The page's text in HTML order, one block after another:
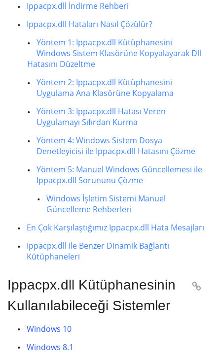
Ippacpx.dll İndirme Rehberi
Ippacpx.dll Hataları Nasıl Çözülür?
Yöntem 1: Ippacpx.dll Kütüphanesini
Windows Sistem Klasörüne Kopyalayarak Dll
Hatasını Düzeltme
Yöntem 2: Ippacpx.dll Kütüphanesini
Uygulama Ana Klasörüne Kopyalama
Yöntem 3: Ippacpx.dll Hatası Veren
Uygulamayı Sıfırdan Kurma
Yöntem 4: Windows Sistem Dosya
Denetleyicisi ile Ippacpx.dll Hatasını Çözme
Yöntem 5: Manuel Windows Güncellemesi ile
Ippacpx.dll Sorununu Çözme
Windows İşletim Sistemi Manuel
Güncelleme Rehberleri
En Çok Karşılaştığımız Ippacpx.dll Hata Mesajları
Ippacpx.dll ile Benzer Dinamik Bağlantı
Kütüphaneleri
Ippacpx.dll Kütüphanesinin
Kullanılabileceği Sistemler

Windows 10
Windows 8.1